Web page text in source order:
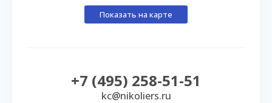
Показать на карте
+7 (495) 258-51-51
kc@nikoliers.ru